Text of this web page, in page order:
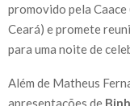
promovido pela
Ceará) e promete
para uma noite de
Além de Matheus
apresentações de